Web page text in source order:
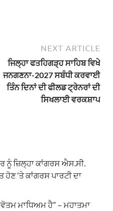
NEXT ARTICLE
ਜਿਲ੍ਹਾ ਫਤਹਿਗੜ੍ਹ ਸਾਹਿਬ ਵਿਖੇ
ਜਨਗਣਨਾ-2027 ਸਬੰਧੀ ਕਰਵਾਈ
ਤਿੰਨ ਦਿਨਾਂ ਦੀ ਫੀਲਡ ਟ੍ਰੇਨਰਾਂ ਦੀ
ਸਿਖਲਾਈ ਵਰਕਸ਼ਾਪ
ਜ਼ਿਲ੍ਹਾ ਕਾਂਗਰਸ ਐਸ.ਸੀ.
‘ਤੇ ਕਾਂਗਰਸ ਪਾਰਟੀ ਦਾ
ਮਾਧਿਅਮ ਹੈ” – ਮਹਾਤਮਾ